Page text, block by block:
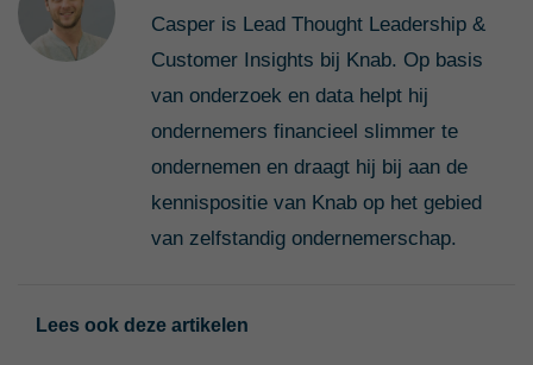
Casper is Lead Thought Leadership &
Customer Insights bij Knab. Op basis
van onderzoek en data helpt hij
ondernemers financieel slimmer te
ondernemen en draagt hij bij aan de
kennispositie van Knab op het gebied
van zelfstandig ondernemerschap.
Lees ook deze artikelen